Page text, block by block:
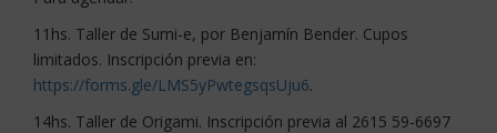
11hs. Taller de Sumi-e, por Benjamín Bender. Cupos
limitados. Inscripción previa en:
https://forms.gle/LMS5yPwtegsqsUju6.
14hs. Taller de Origami. Inscripción previa al 2615 59-6697